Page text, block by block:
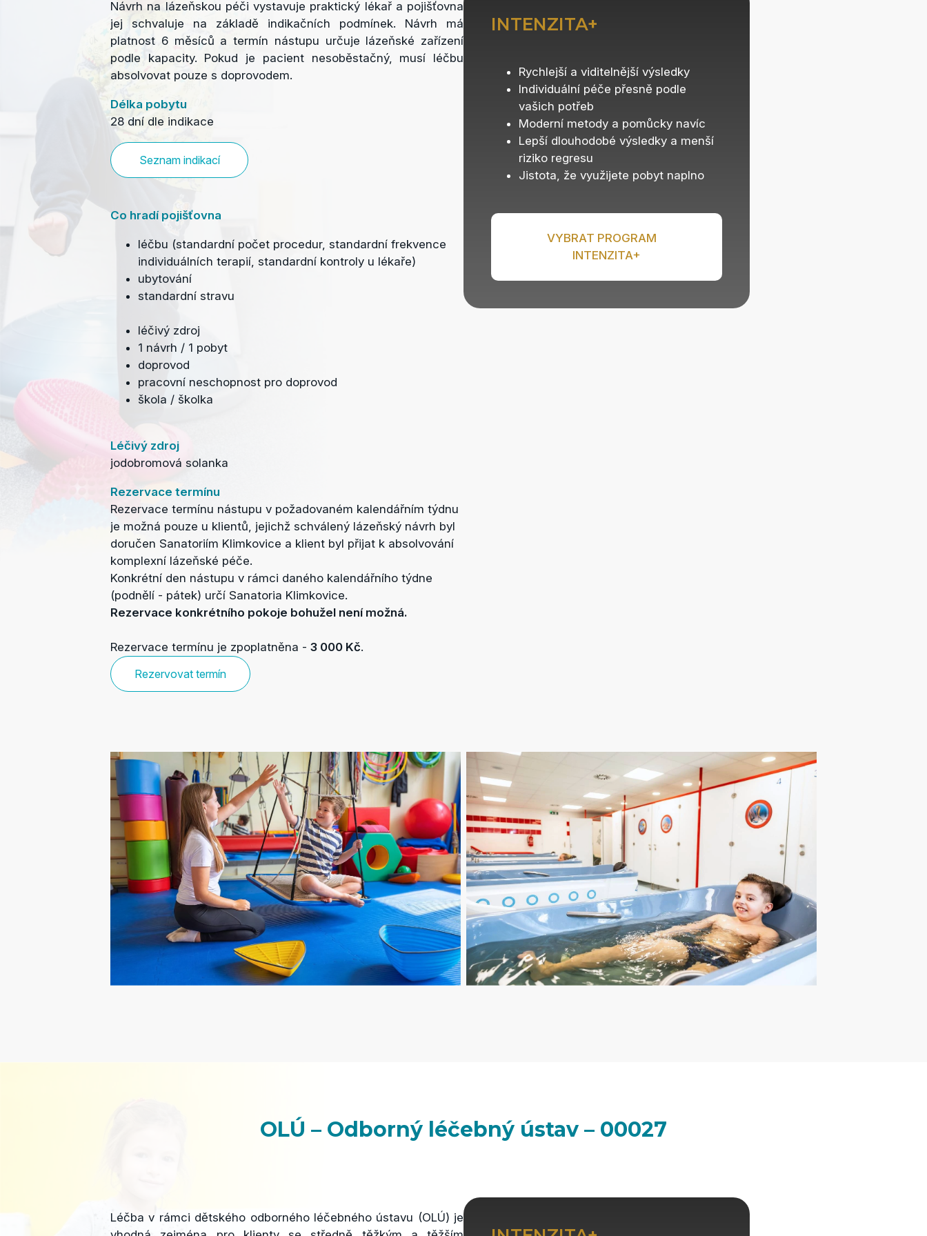
Návrh na lázeňskou péči vystavuje praktický lékař a pojišťovna
jej schvaluje na základě indikačních podmínek. Návrh má
platnost 6 měsíců a termín nástupu určuje lázeňské zařízení
podle kapacity. Pokud je pacient nesoběstačný, musí léčbu
absolvovat pouze s doprovodem.
Délka pobytu
28 dní dle indikace
Seznam indikací
Co hradí pojišťovna
léčbu (standardní počet procedur, standardní frekvence
individuálních terapií, standardní kontroly u lékaře)
ubytování
standardní stravu
léčivý zdroj
1 návrh / 1 pobyt
doprovod
pracovní neschopnost pro doprovod
škola / školka
Léčivý zdroj
jodobromová solanka
Rezervace termínu
Rezervace termínu nástupu v požadovaném kalendářním týdnu
je možná pouze u klientů, jejichž schválený lázeňský návrh byl
doručen Sanatoriím Klimkovice a klient byl přijat k absolvování
komplexní lázeňské péče.
Konkrétní den nástupu v rámci daného kalendářního týdne
(podnělí - pátek) určí Sanatoria Klimkovice.
Rezervace konkrétního pokoje bohužel není možná.
Rezervace termínu je zpoplatněna - 3 000 Kč.
Rezervovat termín
INTENZITA+
Rychlejší a viditelnější výsledky
Individuální péče přesně podle
vašich potřeb
Moderní metody a pomůcky navíc
Lepší dlouhodobé výsledky a menší
riziko regresu
Jistota, že využijete pobyt naplno
VYBRAT PROGRAM
INTENZITA+
OLÚ – Odborný léčebný ústav – 00027
Léčba v rámci dětského odborného léčebného ústavu (OLÚ) je